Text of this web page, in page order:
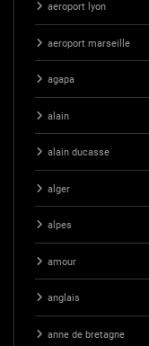
aeroport lyon
aeroport marseille
agapa
alain
alain ducasse
alger
alpes
amour
anglais
anne de bretagne